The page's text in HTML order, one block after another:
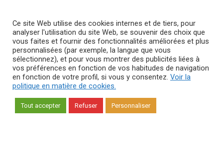
Si vous ne souhaitez plus recevoir notre newsletter, cliquez sur
le lien en bas de page de la Newsletter pour vous désabonner.
Vous pouvez consulter l’historique de l’utilisation de vos
Ce site Web utilise des cookies internes et de tiers, pour
analyser l'utilisation du site Web, se souvenir des choix que
vous faites et fournir des fonctionnalités améliorées et plus
personnalisées (par exemple, la langue que vous
sélectionnez), et pour vous montrer des publicités liées à
vos préférences en fonction de vos habitudes de navigation
en fonction de votre profil, si vous y consentez. Voir la
politique en matière de cookies.
Tout accepter Refuser Personnaliser